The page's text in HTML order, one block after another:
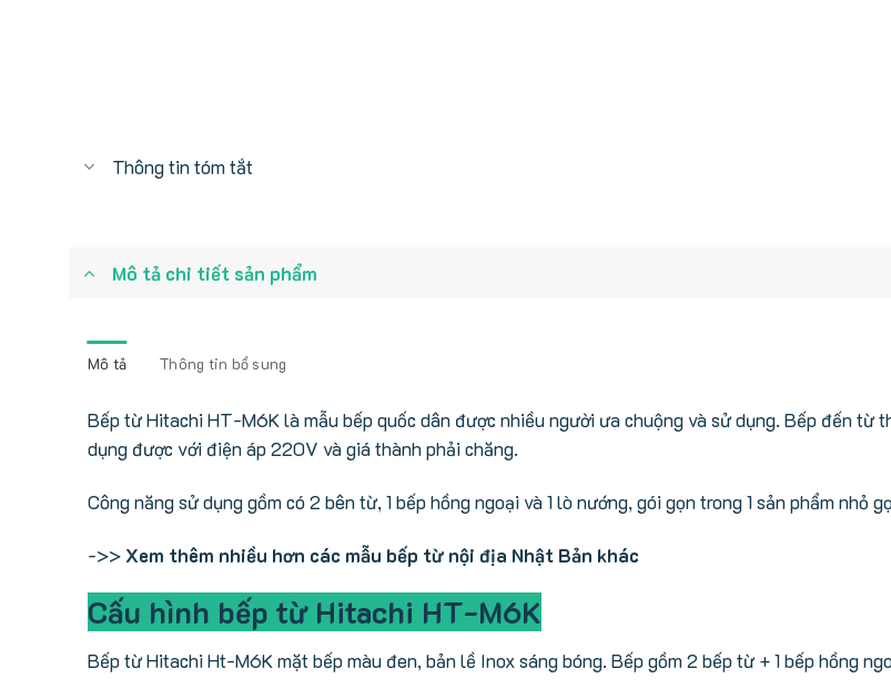
Thông tin tóm tắt
Mô tả chi tiết sản phẩm
Mô tả Thông tin bổ sung
Bếp từ Hitachi HT-M6K là mẫu bếp quốc dân được nhiều người ưa chuộng và sử dụng. Bếp đến từ
dụng được với điện áp 220V và giá thành phải chăng.
Công năng sử dụng gồm có 2 bên từ, 1 bếp hồng ngoại và 1 lò nướng, gói gọn trong 1 sản phẩm
->> Xem thêm nhiều hơn các mẫu bếp từ nội địa Nhật Bản khác
Cấu hình bếp từ Hitachi HT-M6K
Bếp từ Hitachi Ht-M6K mặt bếp màu đen, bản lề Inox sáng bóng. Bếp gồm 2 bếp từ + 1 bếp hồng